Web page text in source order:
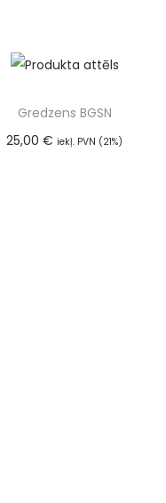
Gredzens BGSN
25,00€ iekļ. PVN (21%)